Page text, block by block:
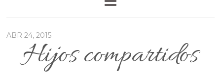
ABR 24, 2015
Hijos compartidos